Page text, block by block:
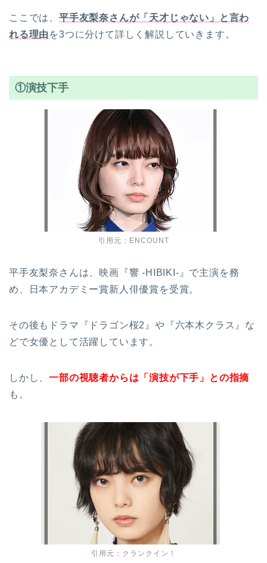
ここでは、 平手友梨奈さんが「天才じゃない」と言わ
れる理由 を3つに分けて詳しく解説していきます。
①演技下手
引用元：ENCOUNT
平手友梨奈さんは、映画『響 -HIBIKI-』で主演を務
め、日本アカデミー賞新人俳優賞を受賞。
その後もドラマ『ドラゴン桜2』や『六本木クラス』な
どで女優として活躍しています。
しかし、一部の視聴者からは「演技が下手」との指摘
も。
引用元：クランクイン！